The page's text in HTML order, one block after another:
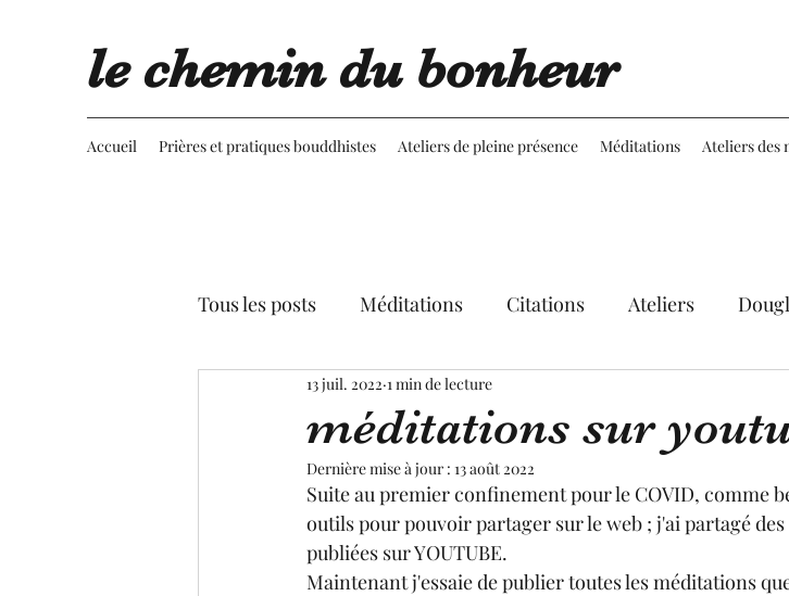
le chemin du bonheur
Accueil Prières et pratiques bouddhistes Ateliers de pleine présence Méditations Ateliers des
Tous les posts Méditations Citations Ateliers
Retournement du regard
Advaita vedanta Spectacle
méditations sur
13 juil. 2022 1 min de lecture
Dernière mise à jour : 13 août 2022
Suite au premier confinement pour le COVID, comme
outils pour pouvoir partager sur le web ; j'ai partagé
publiées sur YOUTUBE.
Maintenant j'essaie de publier toutes les méditations